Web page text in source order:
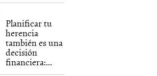
Planificar tu
herencia
también es una
decisión
financiera:...